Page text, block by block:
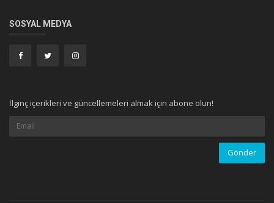
SOSYAL MEDYA
İlginç içerikleri ve güncellemeleri almak için abone olun!